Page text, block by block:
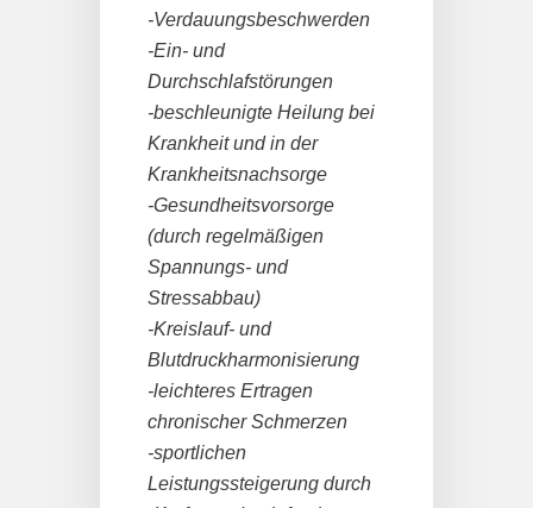
-Verdauungsbeschwerden
-Ein- und
Durchschlafstörungen
-beschleunigte Heilung bei
Krankheit und in der
Krankheitsnachsorge
-Gesundheitsvorsorge
(durch regelmäßigen
Spannungs- und
Stressabbau)
-Kreislauf- und
Blutdruckharmonisierung
-leichteres Ertragen
chronischer Schmerzen
-sportlichen
Leistungssteigerung durch